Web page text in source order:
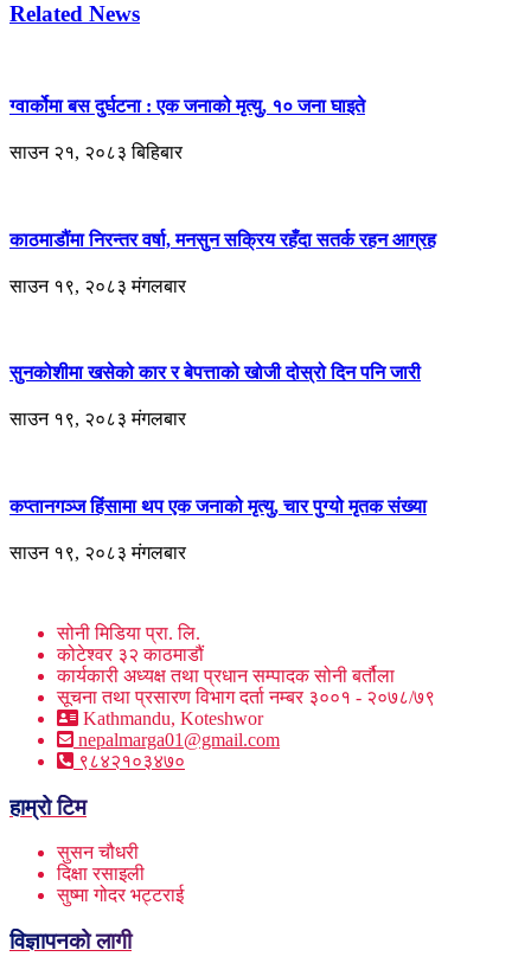
Related News
ग्वार्कोमा बस दुर्घटना : एक जनाको मृत्यु, १० जना घाइते
साउन २१, २०८३ बिहिबार
काठमाडौंमा निरन्तर वर्षा, मनसुन सक्रिय रहँदा सतर्क रहन आग्रह
साउन १९, २०८३ मंगलबार
सुनकोशीमा खसेको कार र बेपत्ताको खोजी दोस्रो दिन पनि जारी
साउन १९, २०८३ मंगलबार
कप्तानगञ्ज हिंसामा थप एक जनाको मृत्यु, चार पुग्यो मृतक संख्या
साउन १९, २०८३ मंगलबार
सोनी मिडिया प्रा. लि.
कोटेश्वर ३२ काठमाडौं
कार्यकारी अध्यक्ष तथा प्रधान सम्पादक सोनी बर्तौला
सूचना तथा प्रसारण विभाग दर्ता नम्बर ३००१ - २०७८/७९
Kathmandu, Koteshwor
nepalmarga01@gmail.com
९८४२१०३४७०
हाम्रो टिम
सुसन चौधरी
दिक्षा रसाइली
सुष्मा गोदर भट्टराई
विज्ञापनको लागी